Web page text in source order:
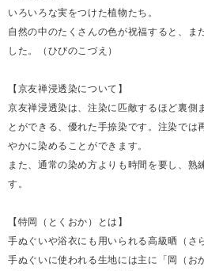
いろいろな実をつけた植物たち。
自然の中のたくさんの色が祝福すると、ま
した。（ひびのこづえ）
【京友禅浸透染について】
京友禅浸透染は、注染に匹敵するほど裏側
とができる、優れた手捺染です。注染では
やかに染めることができます。
また、通常の染め方よりも時間を要し、熟
す。
【特岡（とくおか）とは】
手ぬぐいや浴衣にも用いられる高級晒（さ
手ぬぐいに使われる生地には主に「岡（お